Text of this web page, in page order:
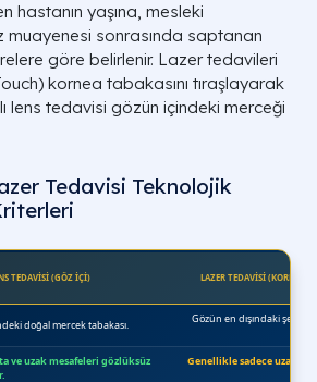
hastanın yaşına, mesleki
muayenesi sonrasında saptanan
göre belirlenir. Lazer tedavileri
kornea tabakasını tıraşlayarak
lens tedavisi gözün içindeki merceği
Tedavisi Teknolojik